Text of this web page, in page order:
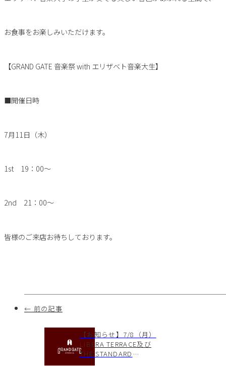
お食事をお楽しみいただけます。
【GRAND GATE 音楽祭 with エリザベト音楽大生】
■開催日時
7月11日（木）
1st 19：00～
2nd 21：00～
皆様のご来店お待ちしております。
← 前の記事
【お知らせ】7/8（月）
LIBERA TERRACE及び
THE STANDARD